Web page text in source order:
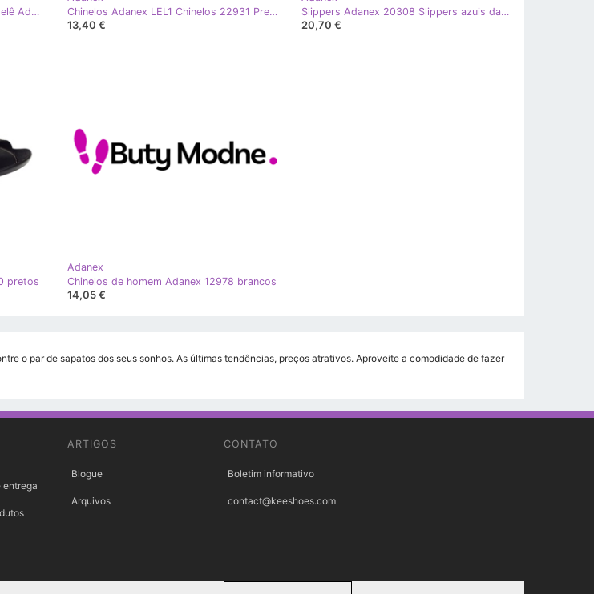
Chinelos masculinos de veludo cotelê Adanex preto
Chinelos Adanex LEL1 Chinelos 22931 Preto
13,40 €
Slippers Adanex 20308 Slippers azuis da marinha azul
20,70 €
pretos
Adanex
Chinelos de homem Adanex 12978 brancos
14,05 €
o par de sapatos dos seus sonhos. As últimas tendências, preços atrativos. Aproveite a comodidade de fazer
entrega
ARTIGOS
Blogue
Arquivos
CONTATO
Boletim informativo
contact@keeshoes.com